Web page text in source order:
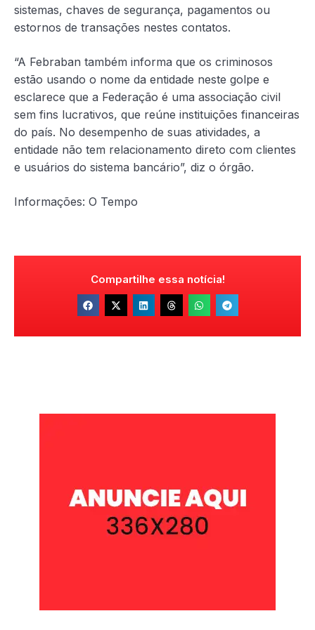
sistemas, chaves de segurança, pagamentos ou
estornos de transações nestes contatos.
“A Febraban também informa que os criminosos
estão usando o nome da entidade neste golpe e
esclarece que a Federação é uma associação civil
sem fins lucrativos, que reúne instituições financeiras
do país. No desempenho de suas atividades, a
entidade não tem relacionamento direto com clientes
e usuários do sistema bancário”, diz o órgão.
Informações: O Tempo
Compartilhe essa notícia!